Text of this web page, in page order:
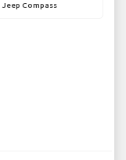
Jeep Compass